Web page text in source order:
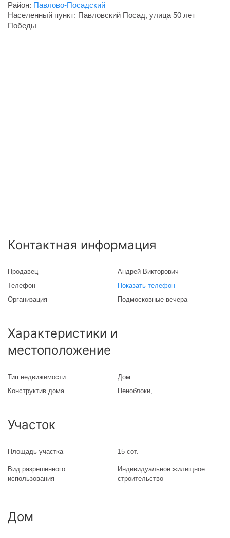
Район: Павлово-Посадский
Населенный пункт: Павловский Посад, улица 50 лет
Победы
Контактная информация
Продавец
Андрей Викторович
Телефон
Показать телефон
Организация
Подмосковные вечера
Характеристики и
местоположение
Тип недвижимости
Дом
Конструктив дома
Пеноблоки,
Участок
Площадь участка 15 сот.
Вид разрешенного
использования
Индивидуальное жилищное
строительство
Дом